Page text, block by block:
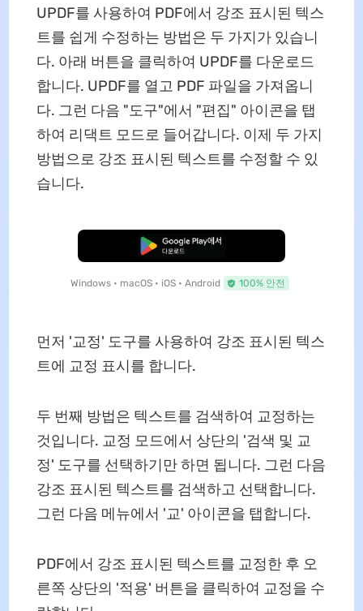
UPDF를 사용하여 PDF에서 강조 표시된 텍스
트를 쉽게 수정하는 방법은 두 가지가 있습니
다. 아래 버튼을 클릭하여 UPDF를 다운로드
합니다. UPDF를 열고 PDF 파일을 가져옵니
다. 그런 다음 "도구"에서 "편집" 아이콘을 탭
하여 리댁트 모드로 들어갑니다. 이제 두 가지
방법으로 강조 표시된 텍스트를 수정할 수 있
습니다.
무료로 다운로드
Windows • macOS • iOS • Android 100% 안전
먼저 '교정' 도구를 사용하여 강조 표시된 텍스
트에 교정 표시를 합니다.
두 번째 방법은 텍스트를 검색하여 교정하는
것입니다. 교정 모드에서 상단의 '검색 및 교
정' 도구를 선택하기만 하면 됩니다. 그런 다음
강조 표시된 텍스트를 검색하고 선택합니다.
그런 다음 메뉴에서 '교' 아이콘을 탭합니다.
PDF에서 강조 표시된 텍스트를 교정한 후 오
른쪽 상단의 '적용' 버튼을 클릭하여 교정을 수